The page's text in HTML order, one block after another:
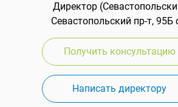
Директор
Севастопольский пр-т, 95Б
Получить консультацию
Написать директору